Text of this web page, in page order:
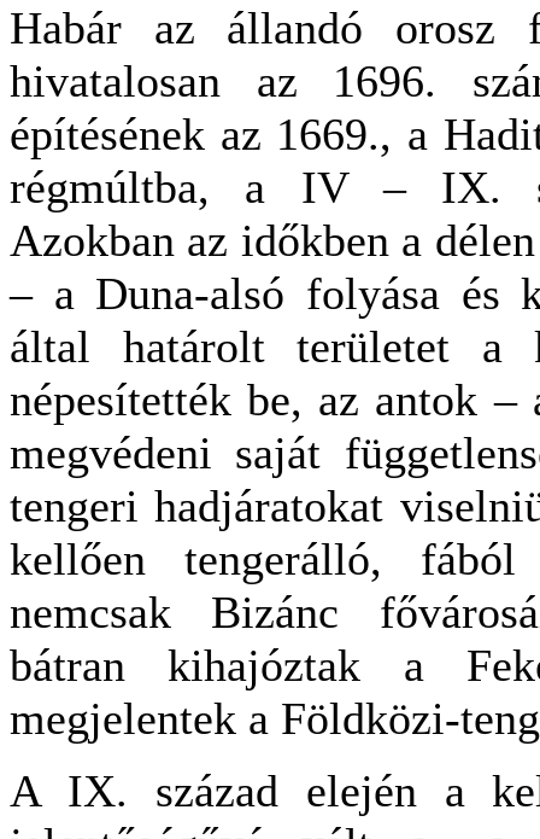
Habár az állandó orosz
hivatalosan az 1696.
építésének az 1669., a
régmúltba, a IV – IX.
Azokban az időkben a
– a Duna-alsó folyása és
által határolt területet a
népesítették be, az antok
megvédeni saját
tengeri hadjáratokat
kellően tengerálló,
nemcsak Bizánc
bátran kihajóztak a
megjelentek a Földközi-
A IX. század elején a